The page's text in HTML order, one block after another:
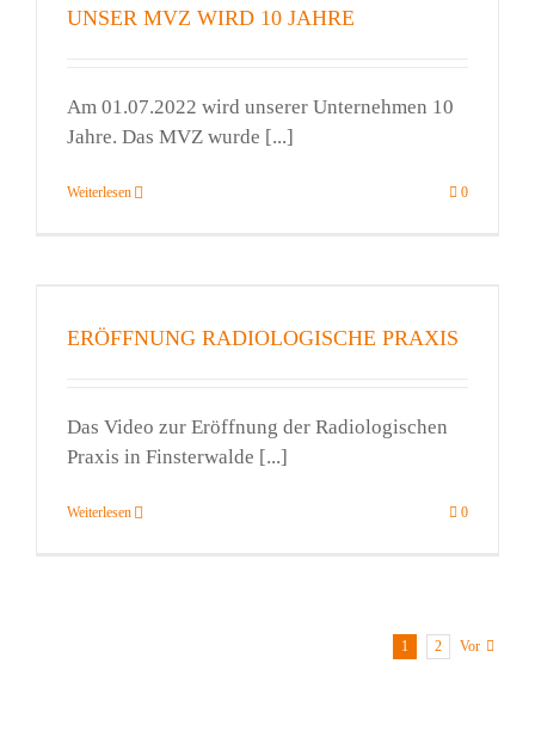
UNSER MVZ WIRD 10 JAHRE
Am 01.07.2022 wird unserer Unternehmen 10
Jahre. Das MVZ wurde [...]
Weiterlesen 0
ERÖFFNUNG RADIOLOGISCHE PRAXIS
Das Video zur Eröffnung der Radiologischen
Praxis in Finsterwalde [...]
Weiterlesen 0
1 2 Vor